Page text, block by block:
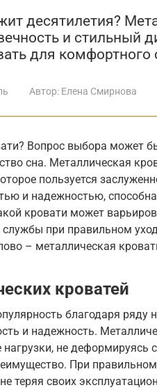
десятилетия?
и стильный
для комфортного
Автор: Елена Смирнова
Вопрос выбора может
сна. Металлическая
пользуется
и надежностью,
кровати может
при правильном
– металлическая
кроватей
благодаря ряду
и надежность.
не деформируясь
При правильном
теряя своих